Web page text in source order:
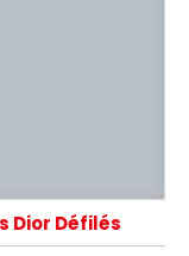
Dior Défilés